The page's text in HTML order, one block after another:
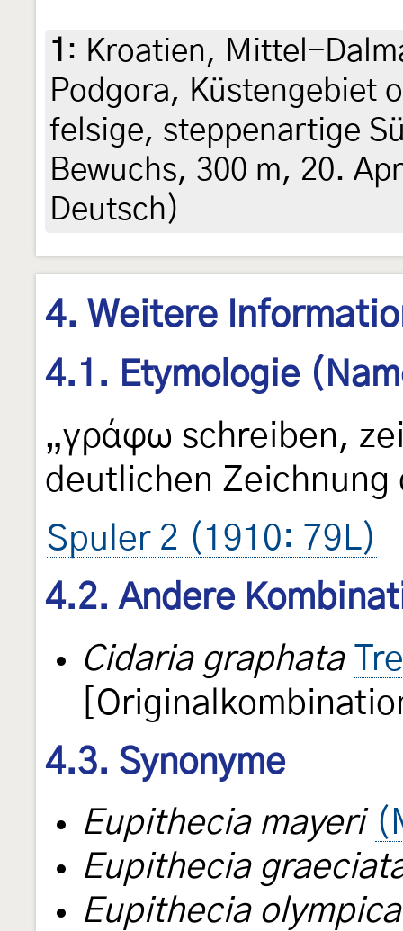
1 : Kroatien, Mittel-
Podgora, Küstengebiet
felsige, steppenartige
Bewuchs, 300 m, 20.
Deutsch)
4. Weitere
4.1. Etymologie
„γράφω schreiben,
deutlichen Zeichnung
Spuler 2 (1910: 79L)
4.2. Andere
Cidaria graphata
4.3. Synonyme
Eupithecia mayeri
Eupithecia
Eupithecia olympica